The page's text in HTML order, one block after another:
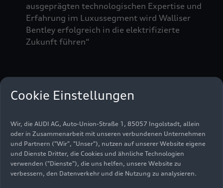
ausgeprägten technologischen Expertise und
Erfahrung im Luxussegment wird Walliser
Bentley erfolgreich in die elektrifizierte
Zukunft führen“
Bentley und übernimmt dort zum 01. Juli den
Posten des Chairman und CEO. Zuvor leitete er bei
„Mit Frank-Steffen Walliser bekommt Bentley
einen erfahrenen Ingenieur mit ausgeprägter
Produkt- und Technologieexpertise und
Cookie Einstellungen
Wir, die AUDI AG, Auto-Union-Straße 1, 85057 Ingolstadt, allein
oder in Zusammenarbeit mit unseren verbundenen Unternehmen
und Partnern ("Wir", "Unser"), nutzen auf unserer Website eigene
und Dienste Dritter, die Cookies und ähnliche Technologien
verwenden ("Dienste"), die uns helfen, unsere Website zu
verbessern, den Datenverkehr und die Nutzung zu analysieren.